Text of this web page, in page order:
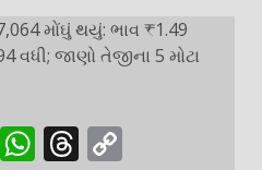
X WhatsApp
Threads